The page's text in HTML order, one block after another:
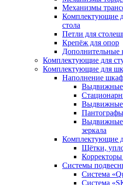
Механизмы
Комплектующие
стола
Петли для
Крепёж для опор
Дополнительные
Комплектующие для
Комплектующие для
Наполнение
Выдвижные
Выдвижные
Пантографы
Выдвижные
зеркала
Комплектующие
Щётки,
Корректоры
Системы
Система
Система